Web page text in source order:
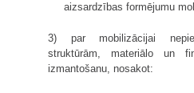
aizsardzības formējumu
3) par mobilizācijai
struktūrām, materiālo un
izmantošanu, nosakot: